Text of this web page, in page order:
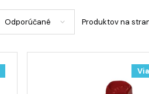
Produktov na